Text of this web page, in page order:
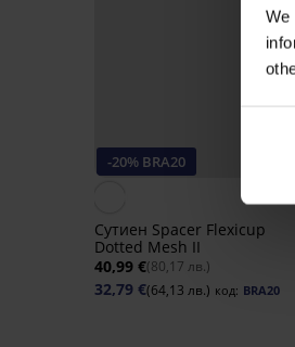
We
-20% BRA20
Сутиен Spacer Flexicup
Dotted Mesh II
40,99 €(80,17 лв.)
32,79 €(64,13 лв.) код: BRA20